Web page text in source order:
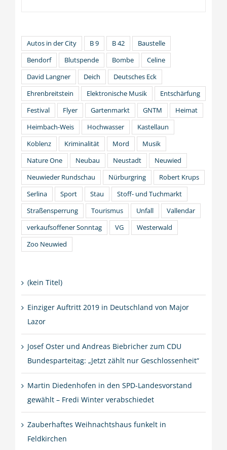
Autos in der City B 9 B 42
Baustelle
Bendorf
Blutspende Bombe
Celine
David Langner
Deich
Deutsches Eck
Ehrenbreitstein
Elektronische Musik
Entschärfung
Festival
Flyer Gartenmarkt GNTM
Heimat
Heimbach-Weis
Hochwasser
Kastellaun
Koblenz
Kriminalität Mord
Musik
Nature One
Neubau Neustadt
Neuwied
Neuwieder Rundschau
Nürburgring
Robert Krups
Serlina
Sport Stau
Stoff- und Tuchmarkt
Straßensperrung
Tourismus Unfall
Vallendar
verkaufsoffener Sonntag
VG
Westerwald
Zoo Neuwied
(kein Titel)
Einziger Auftritt 2019 in Deutschland von Major
Lazor
Josef Oster und Andreas Biebricher zum CDU
Bundesparteitag: „Jetzt zählt nur Geschlossenheit“
Martin Diedenhofen in den SPD-Landesvorstand
gewählt – Fredi Winter verabschiedet
Zauberhaftes Weihnachtshaus funkelt in
Feldkirchen